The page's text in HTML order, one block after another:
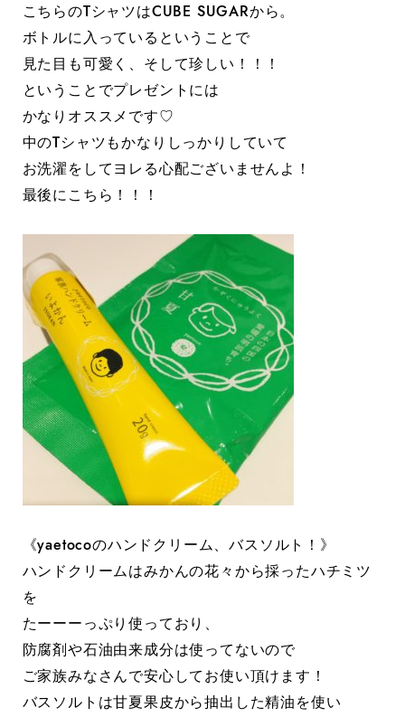
こちらのTシャツはCUBE SUGARから。
ボトルに入っているということで
見た目も可愛く、そして珍しい！！！
ということでプレゼントには
かなりオススメです♡
中のTシャツもかなりしっかりしていて
お洗濯をしてヨレる心配ございませんよ！
最後にこちら！！！
《yaetocoのハンドクリーム、バスソルト！》
ハンドクリームはみかんの花々から採ったハチミツ
を
たーーーっぷり使っており、
防腐剤や石油由来成分は使ってないので
ご家族みなさんで安心してお使い頂けます！
バスソルトは甘夏果皮から抽出した精油を使い